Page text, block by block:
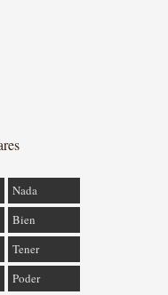
Nada
Bien
Tener
Poder